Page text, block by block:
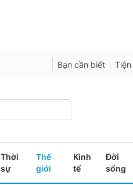
Bạn cần biết
Thời
sự
Thế
giới
Kinh
tế
Đời
sống